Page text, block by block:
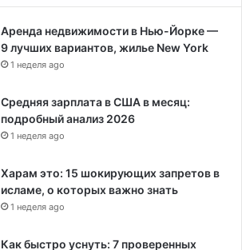
Аренда недвижимости в Нью-Йорке —
9 лучших вариантов, жилье New York
1 неделя ago
Средняя зарплата в США в месяц:
подробный анализ 2026
1 неделя ago
Харам это: 15 шокирующих запретов в
исламе, о которых важно знать
1 неделя ago
Как быстро уснуть: 7 проверенных